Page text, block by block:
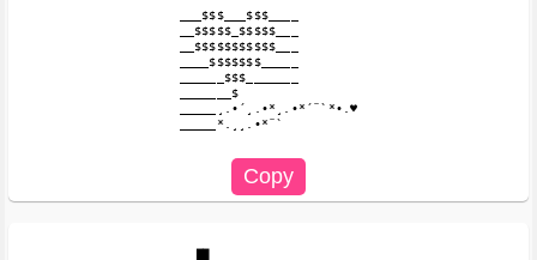
___$$$___$$$____
__$$$$$_$$$$$___
__$$$$$$$$$$$___
____$$$$$$$_____
______$$$_______
_______$
_____¸.•´¸.•*¸.•*´¨`*•.♥
_____*.¸¸.•*¨`